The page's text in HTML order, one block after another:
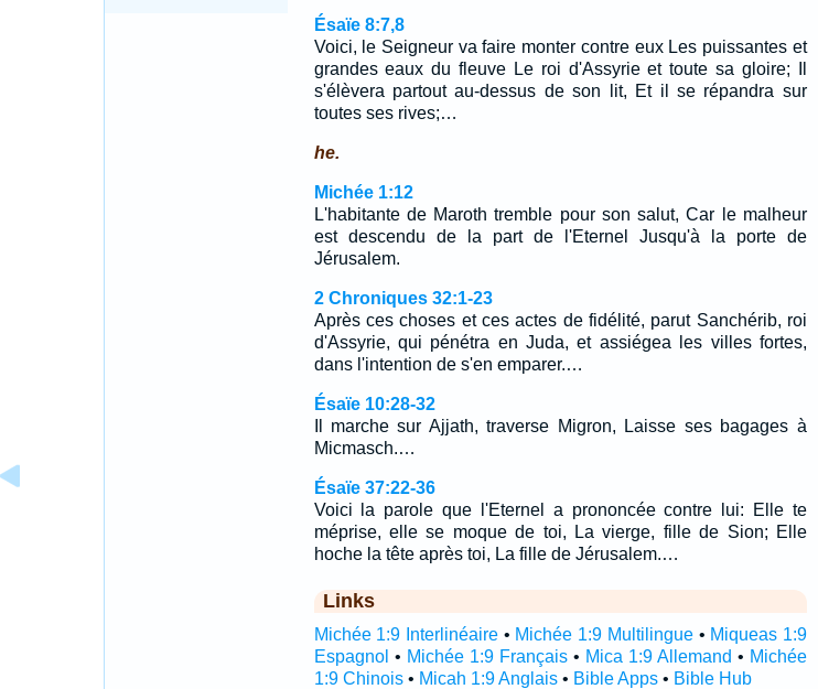
Ésaïe 8:7,8
Voici, le Seigneur va faire monter contre eux Les puissantes et
grandes eaux du fleuve Le roi d'Assyrie et toute sa gloire; Il
s'élèvera partout au-dessus de son lit, Et il se répandra sur
toutes ses rives;…
he.
Michée 1:12
L'habitante de Maroth tremble pour son salut, Car le malheur
est descendu de la part de l'Eternel Jusqu'à la porte de
Jérusalem.
2 Chroniques 32:1-23
Après ces choses et ces actes de fidélité, parut Sanchérib, roi
d'Assyrie, qui pénétra en Juda, et assiégea les villes fortes,
dans l'intention de s'en emparer.…
Ésaïe 10:28-32
Il marche sur Ajjath, traverse Migron, Laisse ses bagages à
Micmasch.…
Ésaïe 37:22-36
Voici la parole que l'Eternel a prononcée contre lui: Elle te
méprise, elle se moque de toi, La vierge, fille de Sion; Elle
hoche la tête après toi, La fille de Jérusalem.…
Links
Michée 1:9 Interlinéaire• Michée 1:9 Multilingue• Miqueas 1:9
Espagnol • Michée 1:9 Français• Mica 1:9 Allemand • Michée
1:9 Chinois• Micah 1:9 Anglais• Bible Apps• Bible Hub